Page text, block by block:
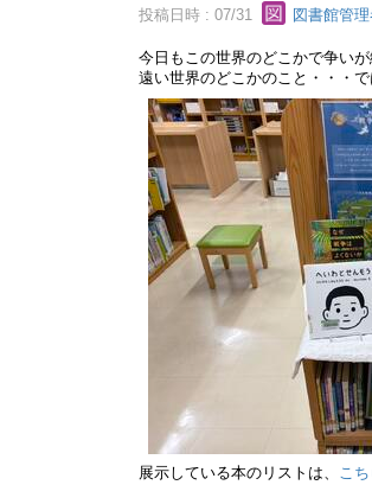
投稿日時 : 07/31 図書館管
今日もこの世界のどこかで争い
遠い世界のどこかのこと・・・
展示している本のリストは、 こち